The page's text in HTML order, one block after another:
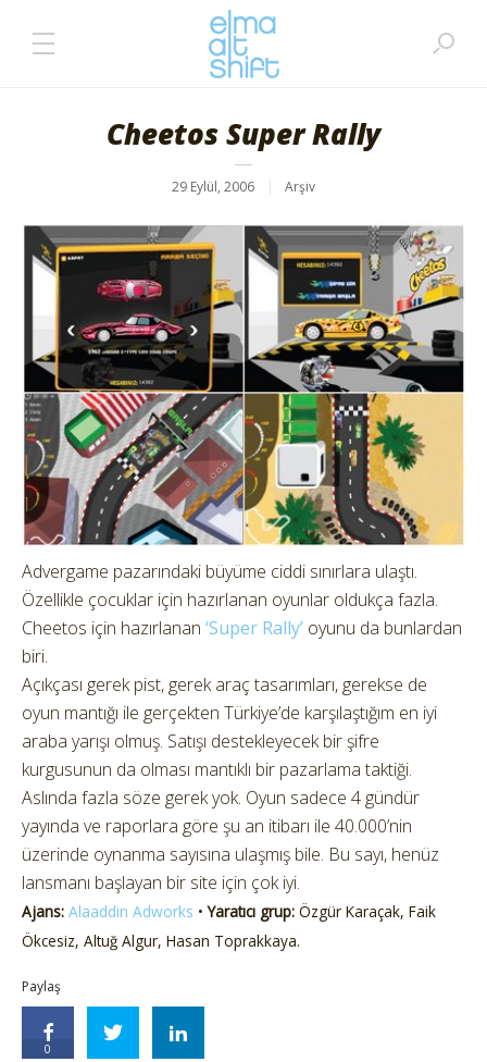
Cheetos Super Rally
29 Eylül, 2006 Arşiv
Advergame pazarındaki büyüme ciddi sınırlara ulaştı.
Özellikle çocuklar için hazırlanan oyunlar oldukça fazla.
Cheetos için hazırlanan ‘Super Rally’ oyunu da bunlardan
biri.
Açıkçası gerek pist, gerek araç tasarımları, gerekse de
oyun mantığı ile gerçekten Türkiye’de karşılaştığım en iyi
araba yarışı olmuş. Satışı destekleyecek bir şifre
kurgusunun da olması mantıklı bir pazarlama taktiği.
Aslında fazla söze gerek yok. Oyun sadece 4 gündür
yayında ve raporlara göre şu an itibarı ile 40.000’nin
üzerinde oynanma sayısına ulaşmış bile. Bu sayı, henüz
lansmanı başlayan bir site için çok iyi.
Ajans: Alaaddin Adworks •Yaratıcı grup: Özgür Karaçak, Faik
Ökcesiz, Altuğ Algur, Hasan Toprakkaya.
Paylaş
0